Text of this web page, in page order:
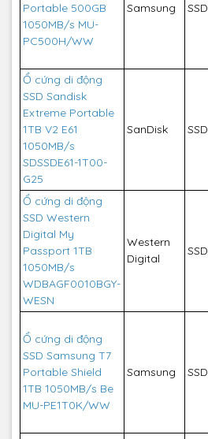
Portable 500GB
1050MB/s MU-
PC500H/WW
Samsung SSD
Ổ cứng di động
SSD Sandisk
Extreme Portable
1TB V2 E61
1050MB/s
SDSSDE61-1T00-
G25
SanDisk SSD
Ổ cứng di động
SSD Western
Digital My
Passport 1TB
1050MB/s
WDBAGF0010BGY-
WESN
Western
Digital
SSD
Ổ cứng di động
SSD Samsung T7
Portable Shield
1TB 1050MB/s Be
MU-PE1T0K/WW
Samsung SSD